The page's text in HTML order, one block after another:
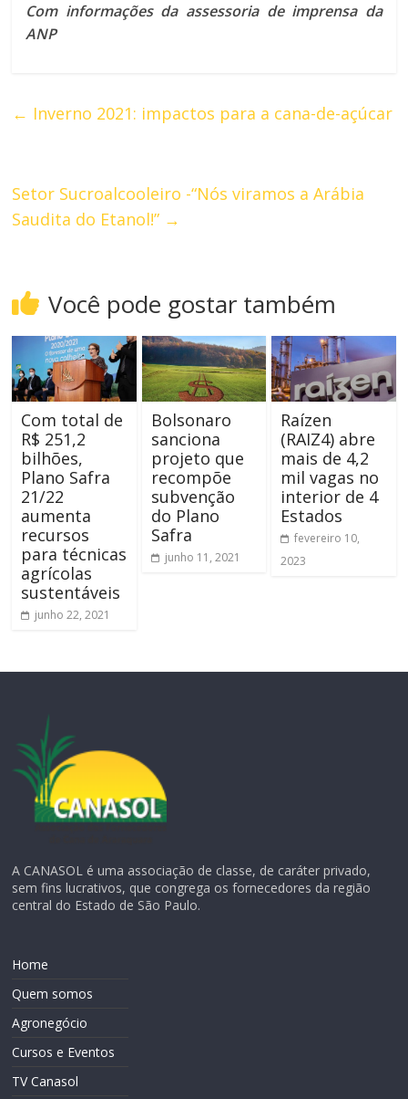
Com informações da assessoria de imprensa da
ANP
← Inverno 2021: impactos para a cana-de-açúcar
Setor Sucroalcooleiro -“Nós viramos a Arábia
Saudita do Etanol!” →
Você pode gostar também
Com total de
R$ 251,2
bilhões,
Plano Safra
21/22
aumenta
recursos
para técnicas
agrícolas
sustentáveis
junho 22, 2021
Bolsonaro
sanciona
projeto que
recompõe
subvenção
do Plano
Safra
junho 11, 2021
Raízen
(RAIZ4) abre
mais de 4,2
mil vagas no
interior de 4
Estados
fevereiro 10,
2023
A CANASOL é uma associação de classe, de caráter privado,
sem fins lucrativos, que congrega os fornecedores da região
central do Estado de São Paulo.
Home
Quem somos
Agronegócio
Cursos e Eventos
TV Canasol